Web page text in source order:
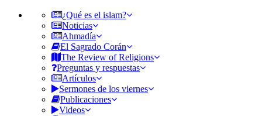
¿Qué es el islam?
Noticias
Ahmadía
El Sagrado Corán
The Review of Religions
Preguntas y respuestas
Artículos
Sermones de los viernes
Publicaciones
Videos